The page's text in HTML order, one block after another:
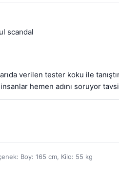
scandal
verilen tester koku ile
hemen adını soruyor
Boy: 165 cm, Kilo: 55 kg